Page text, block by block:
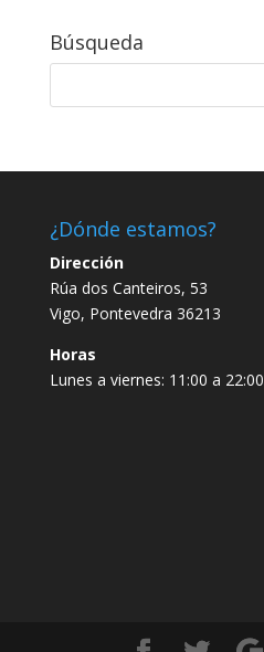
Búsqueda
¿Dónde estamos?
Dirección
Rúa dos Canteiros, 53
Vigo, Pontevedra 36213
Horas
Lunes a viernes: 11:00 a 22:00